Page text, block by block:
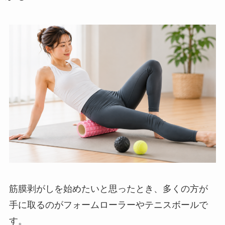
筋膜剥がしを始めたいと思ったとき、多くの方が
手に取るのがフォームローラーやテニスボールで
す。